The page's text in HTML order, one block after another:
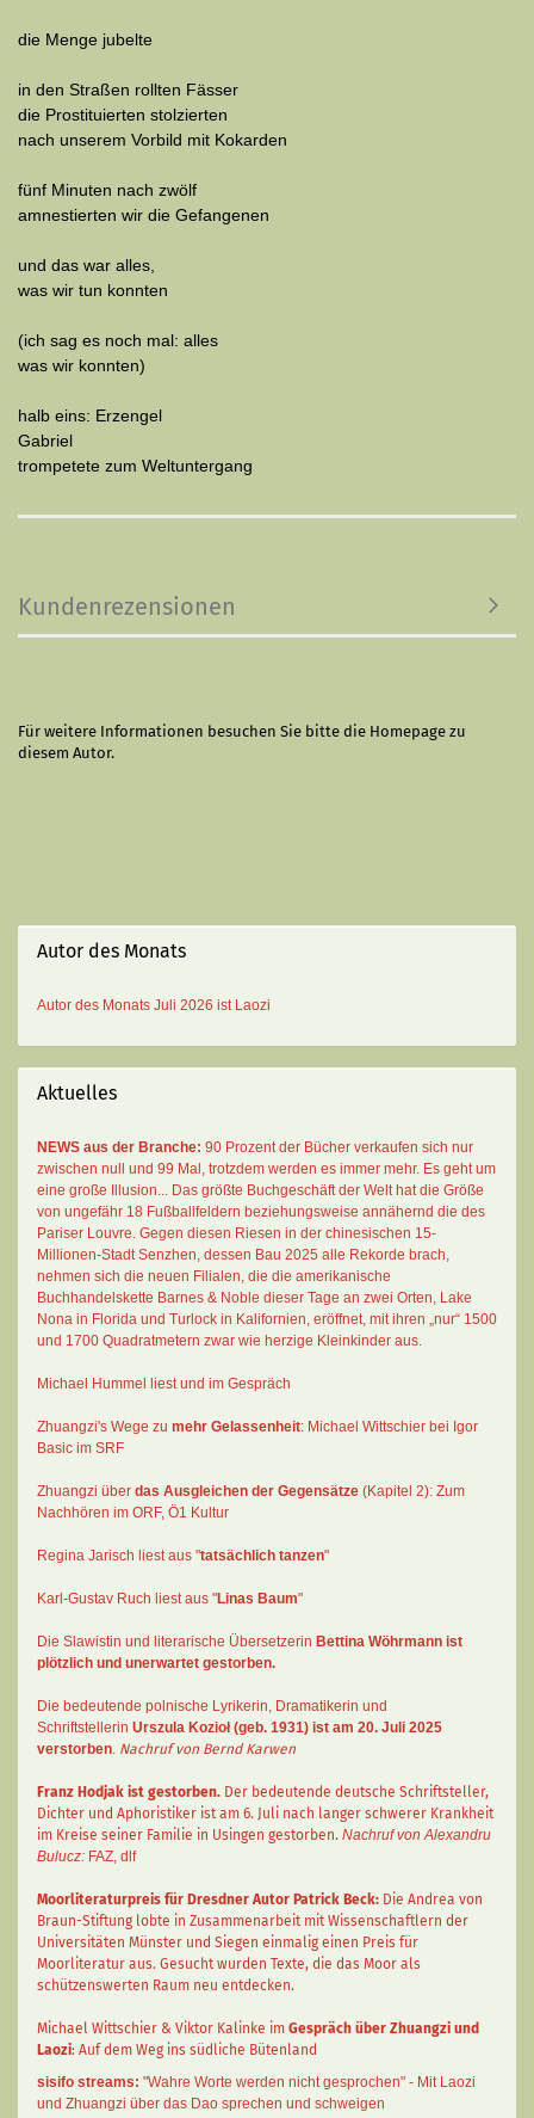
die Menge jubelte
in den Straßen rollten Fässer
die Prostituierten stolzierten
nach unserem Vorbild mit Kokarden
fünf Minuten nach zwölf
amnestierten wir die Gefangenen
und das war alles,
was wir tun konnten
(ich sag es noch mal: alles
was wir konnten)
halb eins: Erzengel
Gabriel
trompetete zum Weltuntergang
Kundenrezensionen
Für weitere Informationen besuchen Sie bitte die Homepage zu
diesem Autor.
Autor des Monats
Autor des Monats Juli 2026 ist Laozi
Aktuelles
NEWS aus der Branche: 90 Prozent der Bücher verkaufen sich nur
zwischen null und 99 Mal , trotzdem werden es immer mehr. Es geht um
eine große Illusion... Das größte Buchgeschäft der Welt hat die Größe
von ungefähr 18 Fußballfeldern beziehungsweise annähernd die des
Pariser Louvre. Gegen diesen Riesen in der chinesischen 15-
Millionen-Stadt Senzhen, dessen Bau 2025 alle Rekorde brach,
nehmen sich die neuen Filialen, die die amerikanische
Buchhandelskette Barnes & Noble dieser Tage an zwei Orten, Lake
Nona in Florida und Turlock in Kalifornien, eröffnet, mit ihren „nur“ 1500
und 1700 Quadratmetern zwar wie herzige Kleinkinder aus.
Michael Hummel liest und im Gespräch
Zhuangzi's Wege zu mehr Gelassenheit: Michael Wittschier bei Igor
Basic im SRF
Zhuangzi über das Ausgleichen der Gegensätze (Kapitel 2): Zum
Nachhören im ORF, Ö1 Kultur
Regina Jarisch liest aus "tatsächlich tanzen"
Karl-Gustav Ruch liest aus "Linas Baum"
Die Slawistin und literarische Übersetzerin Bettina Wöhrmann ist
plötzlich und unerwartet gestorben.
Die bedeutende polnische Lyrikerin, Dramatikerin und
Schriftstellerin Urszula Kozioł (geb. 1931) ist am 20. Juli 2025
verstorben. Nachruf von Bernd Karwen
Franz Hodjak ist gestorben. Der bedeutende deutsche Schriftsteller,
Dichter und Aphoristiker ist am 6. Juli nach langer schwerer Krankheit
im Kreise seiner Familie in Usingen gestorben. Nachruf von Alexandru
Bulucz: FAZ, dlf
Moorliteraturpreis für Dresdner Autor Patrick Beck: Die Andrea von
Braun-Stiftung lobte in Zusammenarbeit mit Wissenschaftlern der
Universitäten Münster und Siegen einmalig einen Preis für
Moorliteratur aus. Gesucht wurden Texte, die das Moor als
schützenswerten Raum neu entdecken.
Michael Wittschier & Viktor Kalinke im Gespräch über Zhuangzi und
Laozi: Auf dem Weg ins südliche Bütenland
sisifo streams: "Wahre Worte werden nicht gesprochen" - Mit Laozi
und Zhuangzi über das Dao sprechen und schweigen